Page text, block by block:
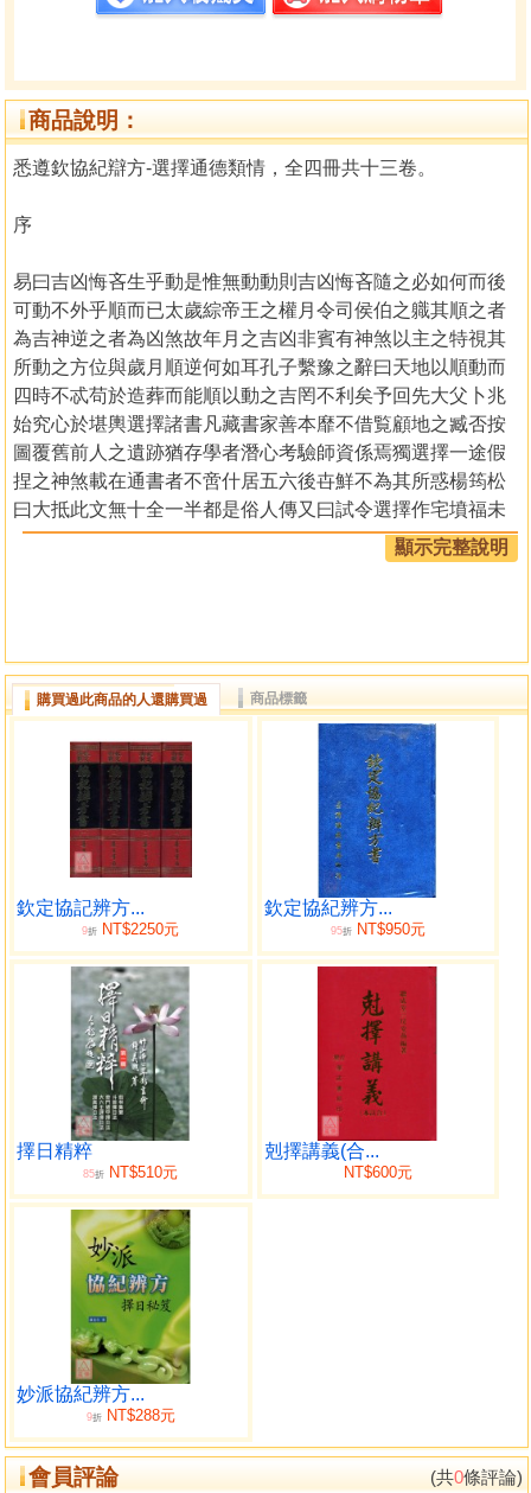
商品說明：
悉遵欽協紀辯方-選擇通德類情，全四冊共十三卷。
序
易曰吉凶悔吝生乎動是惟無動動則吉凶悔吝隨之必如何而後
可動不外乎順而已太歲綜帝王之權月令司侯伯之軄其順之者
為吉神逆之者為凶煞故年月之吉凶非賓有神煞以主之特視其
所動之方位與歲月順逆何如耳孔子繫豫之辭曰天地以順動而
四時不忒苟於造葬而能順以動之吉罔不利矣予回先大父卜兆
始究心於堪輿選擇諸書凡藏書家善本靡不借覧顧地之臧否按
圖覆舊前人之遺跡猶存學者潛心考驗師資係焉獨選擇一途假
捏之神煞載在通書者不啻什居五六後卋鮮不為其所惑楊筠松
曰大抵此文無十全一半都是俗人傳又曰試令選擇作宅墳福未
到時祻先到予甚憫焉爰考訂十載始得告成凡十有三卷名曰通
德類情書言乎吉凶神煞深之通乎造化淺之類乎物情覘百物之
相喜相合與相冲相尅兩端夫然後吉凶之象可得而審矣順逆之
說可得而悟矣彼夫捏造之神煞不從太歲月令中來者五行已不
免倒置能無言吉反凶言凶反吉乎吾願世之選擇者一視歲月之
生旺而順以承之也可
乾隆辛卯花朝後三日沈重華亮功氏序
卷一 數理源流
洛書
先天八卦方位
後天八卦方位
十二月辟卦圖
天干配河圖數圖
天干五合化氣圖
地支六合圖
六合配天象圖
方位五行圖
用事五行圖
三合五行圖
納音五行圖
納甲圓圖
納甲三合圖
納甲納十二支圖
洪範五行圖
正針中針縫針三盤圖
先後天相破圖
顯示完整說明
購買過此商品的人還購買過 商品標籤
欽定協記辨方...
9折 NT$2250元
欽定協紀辨方...
95折NT$950元
擇日精粹
85折 NT$510元
剋擇講義(合...
NT$600元
妙派協紀辨方...
9折NT$288元
會員評論 (共0條評論)